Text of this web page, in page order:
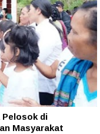
di
Masyarakat